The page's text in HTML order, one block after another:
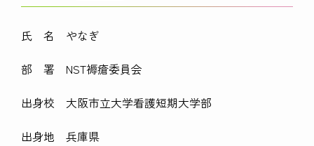
氏 名 やなぎ
部 署 NST褥瘡委員会
出身校 大阪市立大学看護短期大学部
出身地 兵庫県